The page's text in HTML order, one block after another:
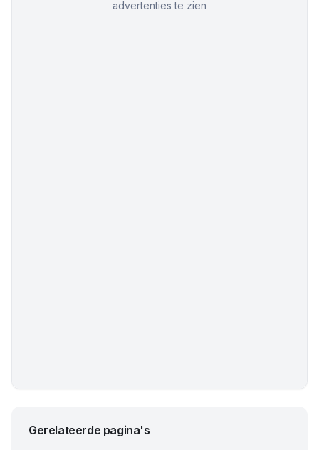
advertenties te zien
Gerelateerde pagina's